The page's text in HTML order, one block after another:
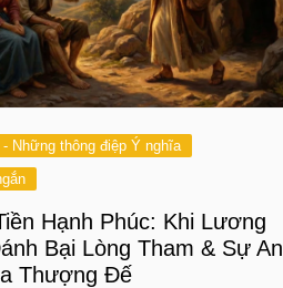
- Những thông điệp Ý nghĩa
Hạnh Phúc: Khi Lương
Bại Lòng Tham & Sự An
Thượng Đế